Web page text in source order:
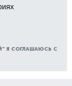
Я СОГЛАШАЮСЬ С